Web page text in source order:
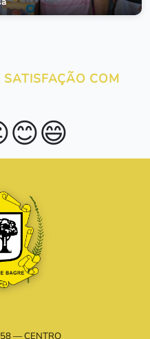
COM
😊😄
— CENTRO